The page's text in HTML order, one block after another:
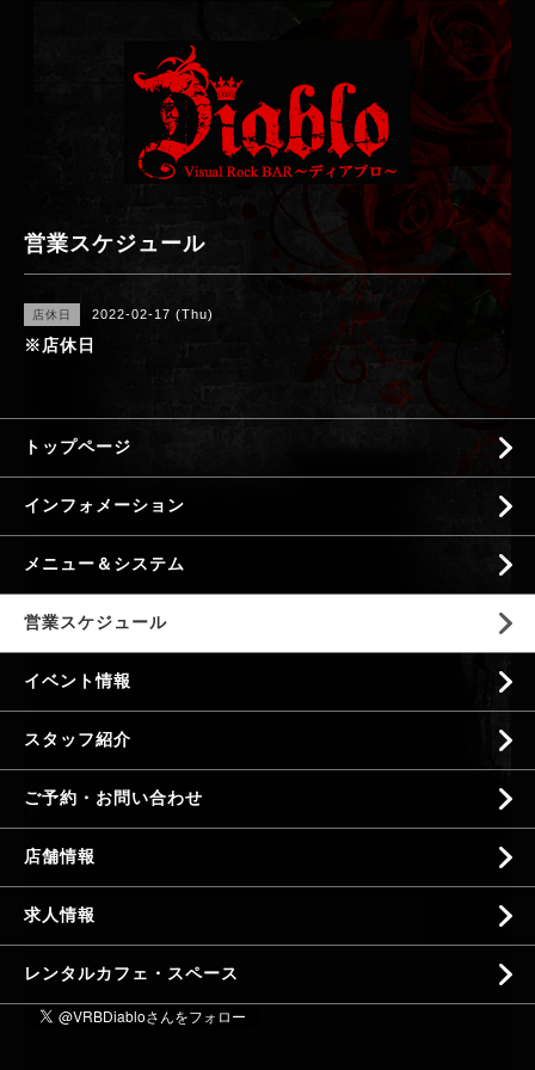
営業スケジュール
店休日 2022-02-17 (Thu)
※店休日
トップページ
インフォメーション
メニュー＆システム
営業スケジュール
イベント情報
スタッフ紹介
ご予約・お問い合わせ
店舗情報
求人情報
レンタルカフェ・スペース